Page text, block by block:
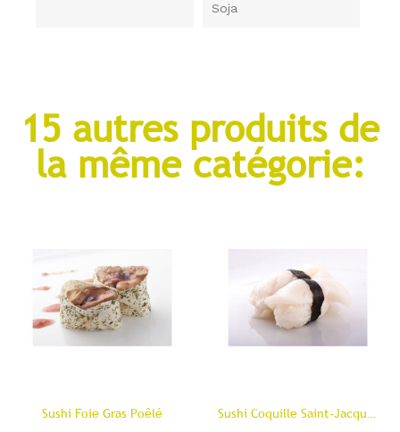
Soja
15 autres produits de
la même catégorie:
Sushi Foie Gras Poêlé Sushi Coquille Saint-Jacques